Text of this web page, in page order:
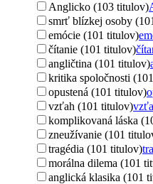
Anglicko (103 titulov)
smrť blízkej osoby
emócie (101 titulov)
čítanie (101 titulov)
angličtina (101 titulov)
kritika spoločnosti
opustená (101 titulov)
vzťah (101 titulov)
komplikovaná láska
zneužívanie (101
tragédia (101 titulov)
morálna dilema (101
anglická klasika (101